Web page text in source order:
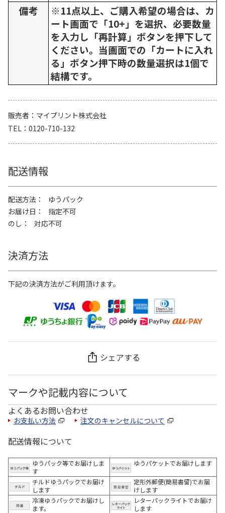
備考
※11点以上、ご購入希望の場合は、カ
ート画面で「10+」を選択、必要数量
を入力し「再計算」ボタンを押下して
ください。当画面での「カートに入れ
る」ボタン押下時の数量選択は1個で
結構です。
販売者
マイプリント株式会社
TEL
0120-710-132
配送情報
配送方法
ゆうパック
お届け日
指定不可
のし
対応不可
決済方法
下記の決済方法がご利用頂けます。
シェアする
マークや記載内容について
よくあるお問い合わせ
お支払い方法 注文のキャンセルについて
配送情報について
ゆうパック等でお届けしま
す
ゆうパケットでお届けします
チルドゆうパックでお届け
します
定形外郵便(簡易書留)でお届
けします
冷凍ゆうパックでお届けし
ます。
レターパックライトでお届け
します